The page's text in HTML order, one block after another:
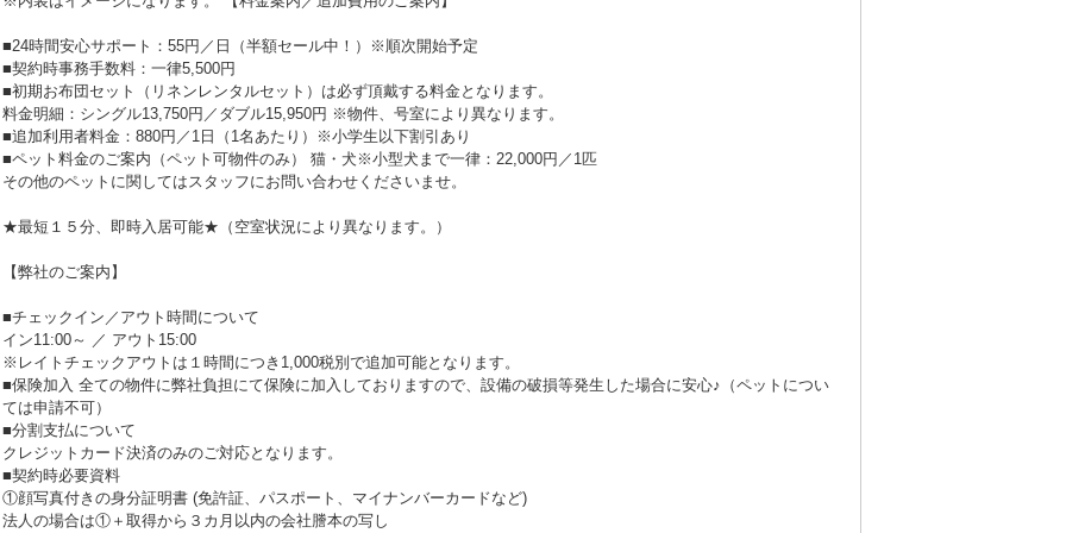
■24時間安心サポート：55円／日（半額セール中！）※順次開始予定
■契約時事務手数料：一律5,500円
■初期お布団セット（リネンレンタルセット）は必ず頂戴する料金となります。
料金明細：シングル13,750円／ダブル15,950円 ※物件、号室により異なります。
■追加利用者料金：880円／1日（1名あたり）※小学生以下割引あり
■ペット料金のご案内（ペット可物件のみ） 猫・犬※小型犬まで一律：22,000円／1匹
その他のペットに関してはスタッフにお問い合わせくださいませ。
★最短１５分、即時入居可能★（空室状況により異なります。）
【弊社のご案内】
■チェックイン／アウト時間について
イン11:00～ ／ アウト15:00
※レイトチェックアウトは１時間につき1,000税別で追加可能となります。
■保険加入 全ての物件に弊社負担にて保険に加入しておりますので、設備の破損等発生した場合に安心♪（ペットについ
ては申請不可）
■分割支払について
クレジットカード決済のみのご対応となります。
■契約時必要資料
①顔写真付きの身分証明書 (免許証、パスポート、マイナンバーカードなど)
法人の場合は①＋取得から３カ月以内の会社謄本の写し